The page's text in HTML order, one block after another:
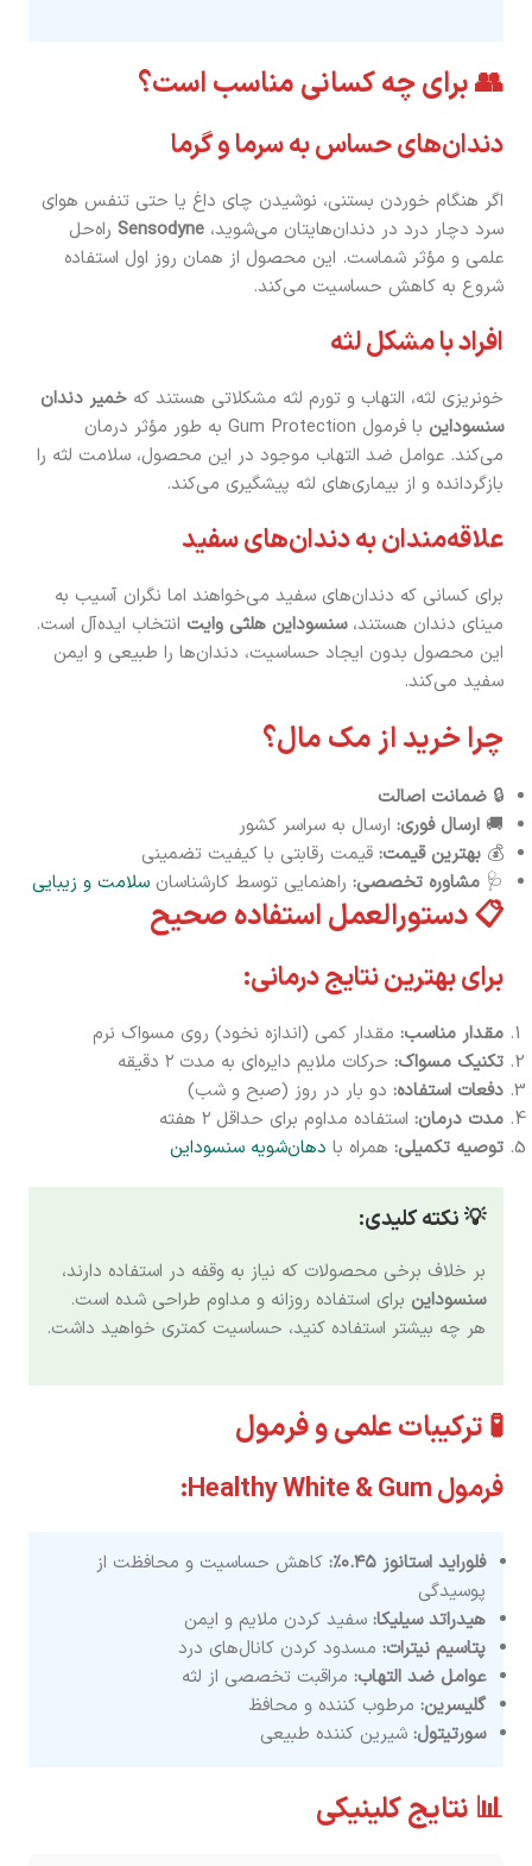
👥 برای چه کسانی مناسب است؟
دندان‌های حساس به سرما و گرما
اگر هنگام خوردن بستنی، نوشیدن چای داغ یا حتی تنفس هوای
سرد دچار درد در دندان‌هایتان می‌شوید، Sensodyne راه‌حل
علمی و مؤثر شماست. این محصول از همان روز اول استفاده
شروع به کاهش حساسیت می‌کند.
افراد با مشکل لثه
خونریزی لثه، التهاب و تورم لثه مشکلاتی هستند که خمیر دندان
سنسوداین
با فرمول Gum Protection به طور مؤثر درمان
می‌کند. عوامل ضد التهاب موجود در این محصول، سلامت لثه را
بازگردانده و از بیماری‌های لثه پیشگیری می‌کند.
علاقه‌مندان به دندان‌های سفید
برای کسانی که دندان‌های سفید می‌خواهند اما نگران آسیب به
مینای دندان هستند،سنسوداین هلثی وایت انتخاب ایده‌آل است.
این محصول بدون ایجاد حساسیت، دندان‌ها را طبیعی و ایمن
سفید می‌کند.
چرا خرید از مک مال؟
🔒 ضمانت اصالت
🚚 ارسال فوری: ارسال به سراسر کشور
💰 بهترین قیمت: قیمت رقابتی با کیفیت تضمینی
🩺 مشاوره تخصصی: راهنمایی توسط کارشناسان سلامت و زیبایی
📋 دستورالعمل استفاده صحیح
برای بهترین نتایج درمانی:
مقدار مناسب: مقدار کمی (اندازه نخود) روی مسواک نرم
تکنیک مسواک: حرکات ملایم دایره‌ای به مدت ۲ دقیقه
دفعات استفاده: دو بار در روز (صبح و شب)
مدت درمان: استفاده مداوم برای حداقل ۲ هفته
توصیه تکمیلی: همراه با دهان‌شویه سنسوداین
💡 نکته کلیدی:
بر خلاف برخی محصولات که نیاز به وقفه در استفاده دارند،
سنسوداین برای استفاده روزانه و مداوم طراحی شده است.
هر چه بیشتر استفاده کنید، حساسیت کمتری خواهید داشت.
🧪 ترکیبات علمی و فرمول
فرمول Healthy White & Gum:
فلوراید استانوز ۰.۴۵٪:
کاهش حساسیت و محافظت از
پوسیدگی
هیدراتد سیلیکا: سفید کردن ملایم و ایمن
پتاسیم نیترات: مسدود کردن کانال‌های درد
عوامل ضد التهاب: مراقبت تخصصی از لثه
گلیسرین: مرطوب کننده و محافظ
سورتیتول: شیرین کننده طبیعی
📊 نتایج کلینیکی